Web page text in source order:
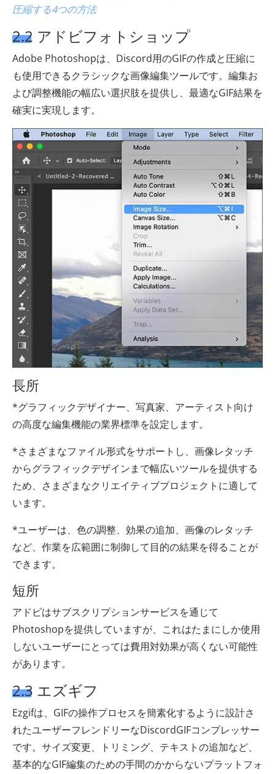
圧縮する4つの方法
2.2 アドビフォトショップ
Adobe Photoshopは、Discord用のGIFの作成と圧縮に
も使用できるクラシックな画像編集ツールです。編集お
よび調整機能の幅広い選択肢を提供し、最適なGIF結果を
確実に実現します。
長所
*グラフィックデザイナー、写真家、アーティスト向け
の高度な編集機能の業界標準を設定します。
*さまざまなファイル形式をサポートし、画像レタッチ
からグラフィックデザインまで幅広いツールを提供する
ため、さまざまなクリエイティブプロジェクトに適して
います。
*ユーザーは、色の調整、効果の追加、画像のレタッチ
など、作業を広範囲に制御して目的の結果を得ることが
できます。
短所
アドビはサブスクリプションサービスを通じて
Photoshopを提供していますが、これはたまにしか使用
しないユーザーにとっては費用対効果が高くない可能性
があります。
2.3 エズギフ
Ezgifは、GIFの操作プロセスを簡素化するように設計さ
れたユーザーフレンドリーなDiscordGIFコンプレッサー
です。サイズ変更、トリミング、テキストの追加など、
基本的なGIF編集のための手間のかからないプラットフォ